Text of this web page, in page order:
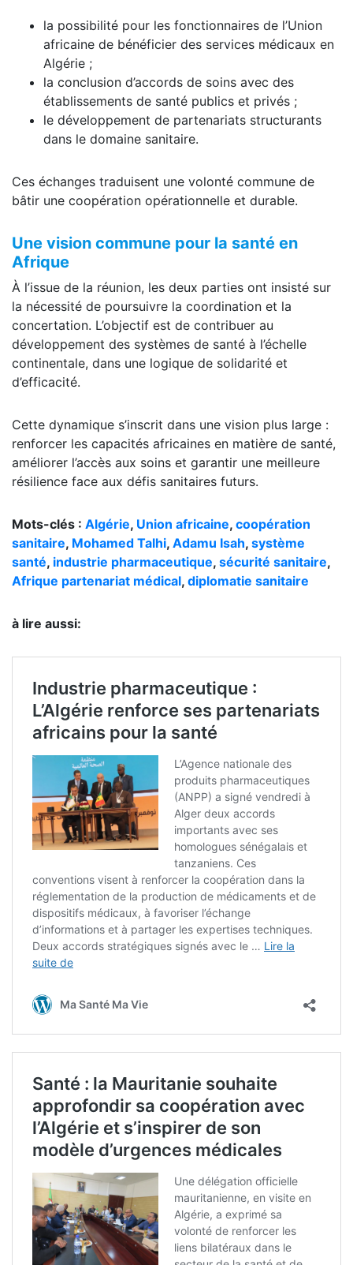
la possibilité pour les fonctionnaires de l’Union
africaine de bénéficier des services médicaux en
Algérie ;
la conclusion d’accords de soins avec des
établissements de santé publics et privés ;
le développement de partenariats structurants
dans le domaine sanitaire.
Ces échanges traduisent une volonté commune de
bâtir une coopération opérationnelle et durable.
Une vision commune pour la santé en
Afrique
À l’issue de la réunion, les deux parties ont insisté sur
la nécessité de poursuivre la coordination et la
concertation. L’objectif est de contribuer au
développement des systèmes de santé à l’échelle
continentale, dans une logique de solidarité et
d’efficacité.
Cette dynamique s’inscrit dans une vision plus large :
renforcer les capacités africaines en matière de santé,
améliorer l’accès aux soins et garantir une meilleure
résilience face aux défis sanitaires futurs.
Mots-clés : Algérie, Union africaine, coopération
sanitaire, Mohamed Talhi, Adamu Isah, système
santé, industrie pharmaceutique, sécurité sanitaire,
Afrique partenariat médical, diplomatie sanitaire
à lire aussi: